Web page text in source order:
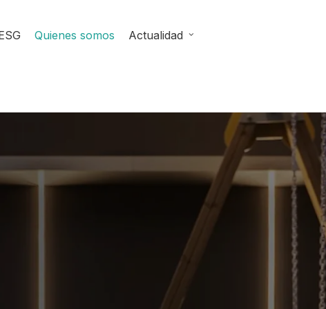
Quienes somos Actualidad